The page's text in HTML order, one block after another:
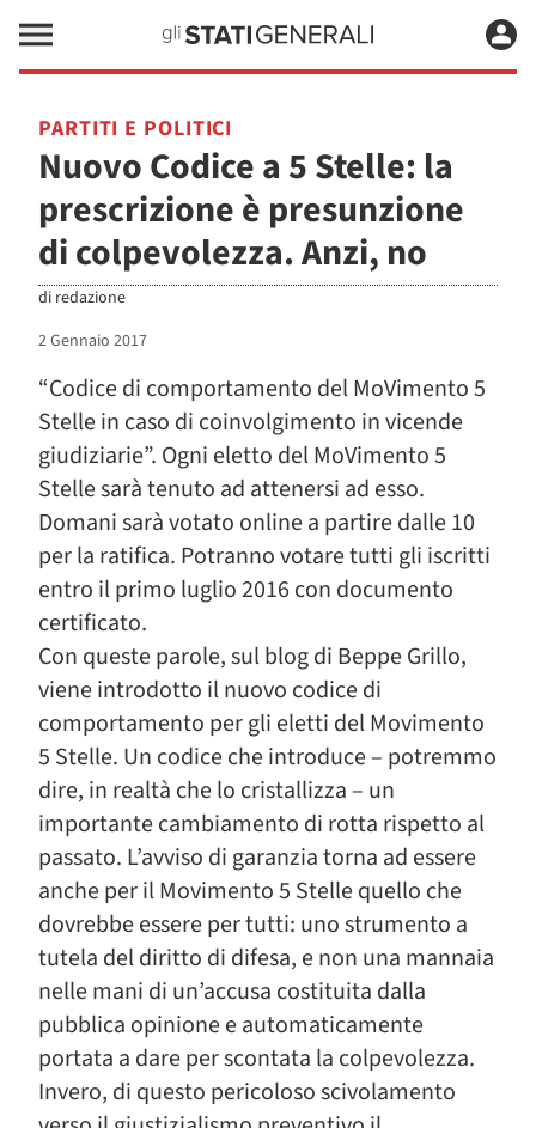
PARTITI E POLITICI
Nuovo Codice a 5 Stelle: la
prescrizione è presunzione
di colpevolezza. Anzi, no
di redazione
2 Gennaio 2017
“Codice di comportamento del MoVimento 5
Stelle in caso di coinvolgimento in vicende
giudiziarie”. Ogni eletto del MoVimento 5
Stelle sarà tenuto ad attenersi ad esso.
Domani sarà votato online a partire dalle 10
per la ratifica. Potranno votare tutti gli iscritti
entro il primo luglio 2016 con documento
certificato.
Con queste parole, sul blog di Beppe Grillo,
viene introdotto il nuovo codice di
comportamento per gli eletti del Movimento
5 Stelle. Un codice che introduce – potremmo
dire, in realtà che lo cristallizza – un
importante cambiamento di rotta rispetto al
passato. L’avviso di garanzia torna ad essere
anche per il Movimento 5 Stelle quello che
dovrebbe essere per tutti: uno strumento a
tutela del diritto di difesa, e non una mannaia
nelle mani di un’accusa costituita dalla
pubblica opinione e automaticamente
portata a dare per scontata la colpevolezza.
Invero, di questo pericoloso scivolamento